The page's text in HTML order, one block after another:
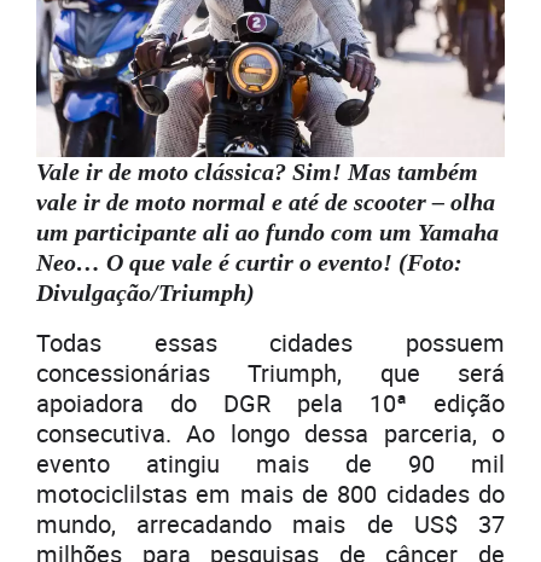
Vale ir de moto clássica? Sim! Mas também
vale ir de moto normal e até de scooter – olha
um participante ali ao fundo com um Yamaha
Neo… O que vale é curtir o evento! (Foto:
Divulgação/Triumph)
Todas essas cidades possuem
concessionárias Triumph, que será
apoiadora do DGR pela 10ª edição
consecutiva. Ao longo dessa parceria, o
evento atingiu mais de 90 mil
motociclilstas em mais de 800 cidades do
mundo, arrecadando mais de US$ 37
milhões para pesquisas de câncer de